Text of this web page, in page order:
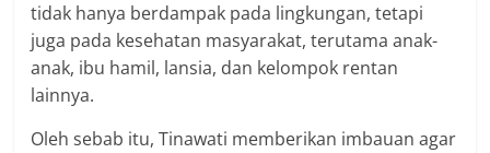
tidak hanya berdampak pada lingkungan, tetapi
juga pada kesehatan masyarakat, terutama anak-
anak, ibu hamil, lansia, dan kelompok rentan
lainnya.
Oleh sebab itu, Tinawati memberikan imbauan agar